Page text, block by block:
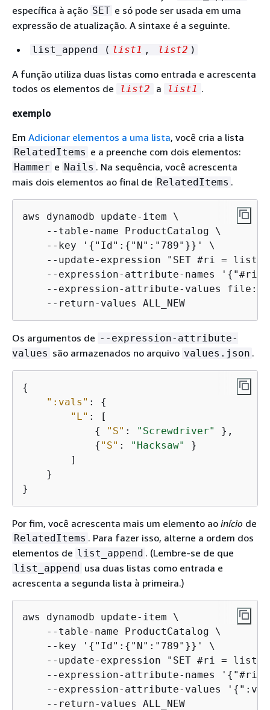
específica à ação SET e só pode ser usada em uma
expressão de atualização. A sintaxe é a seguinte.
list_append ( list1 , list2 )
A função utiliza duas listas como entrada e acrescenta
todos os elementos de
list2 a list1 .
exemplo
Em Adicionar elementos a uma lista, você cria a lista
RelatedItems e a preenche com dois elementos:
Hammer e Nails . Na sequência, você acrescenta
mais dois elementos ao final de RelatedItems .
aws dynamodb update-item \
    --table-name ProductCatalog \
    --key '
{ "Id": { "N":"789"}}' \
--update-expression "SET #ri =
    --expression-attribute-names '
{ "#ri":
--expression-attribute-values
    --return-values ALL_NEW
Os argumentos de --expression-attribute-
values são armazenados no arquivo values.json .
{
":vals" : {
"L" : [
{
"S" : "Screwdriver"
},
{ "S" : "Hacksaw"
}
        ]
    }
}
Por fim, você acrescenta mais um elemento ao início de
RelatedItems . Para fazer isso, alterne a ordem dos
elementos de list_append . (Lembre-se de que
list_append usa duas listas como entrada e
acrescenta a segunda lista à primeira.)
aws dynamodb update-item \
    --table-name ProductCatalog \
    --key '
{ "Id": { "N":"789"}}' \
--update-expression "SET #ri =
    --expression-attribute-names '
{ "#ri":
    --expression-attribute-values '
{
    --return-values ALL_NEW